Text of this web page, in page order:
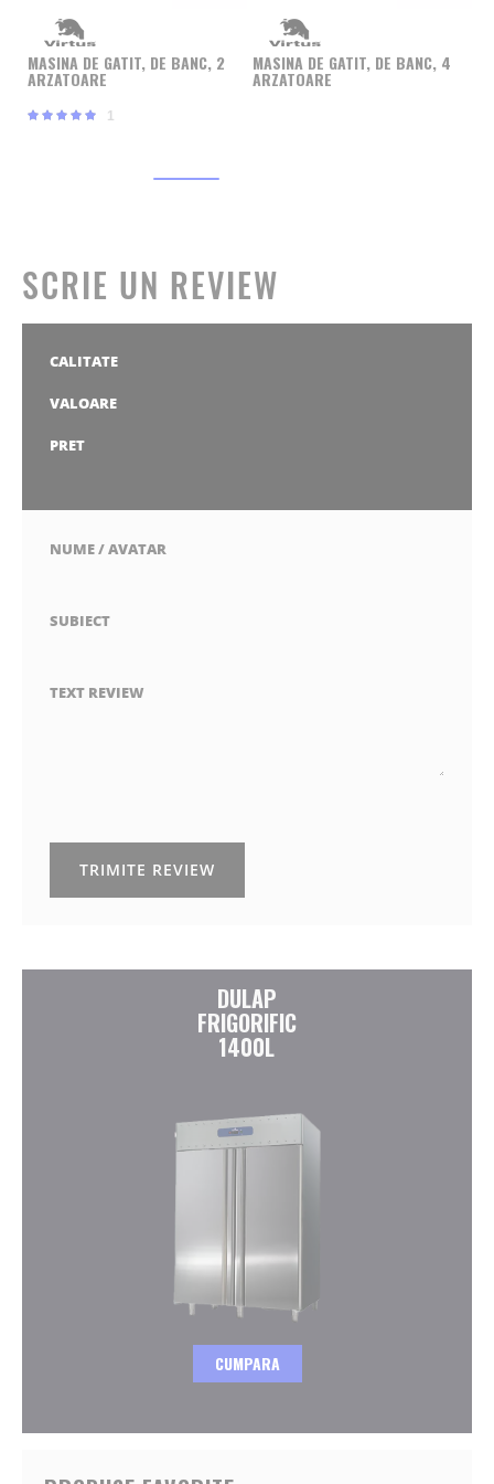
MASINA DE GATIT, DE BANC, 2
ARZATOARE
Rating: 1
MASINA DE GATIT, DE BANC, 4
ARZATOARE
SCRIE UN REVIEW
CALITATE
stea
stele
stele
stele
stele
VALOARE
stea
stele
stele
stele
stele
PRET
NUME / AVATAR
SUBIECT
TEXT REVIEW
TRIMITE REVIEW
DULAP
FRIGORIFIC
1400L
CUMPARA